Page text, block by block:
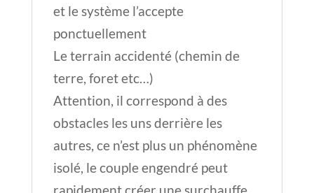
et le système l’accepte
ponctuellement
Le terrain accidenté (chemin de
terre, foret etc…)
Attention, il correspond à des
obstacles les uns derrière les
autres, ce n’est plus un phénomène
isolé, le couple engendré peut